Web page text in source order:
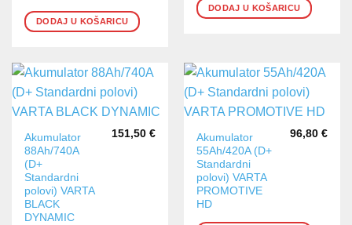
DODAJ U KOŠARICU
DODAJ U KOŠARICU
Akumulator
88Ah/740A
(D+
Standardni
polovi) VARTA
BLACK
DYNAMIC
151,50 €
Akumulator
55Ah/420A (D+
Standardni
polovi) VARTA
PROMOTIVE
HD
96,80 €